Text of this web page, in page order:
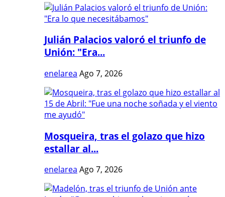
Julián Palacios valoró el triunfo de
Unión: "Era...
enelarea Ago 7, 2026
Mosqueira, tras el golazo que hizo
estallar al...
enelarea Ago 7, 2026